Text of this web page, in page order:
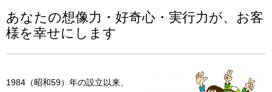
あなたの想像力・好奇心・実行力が、お客
様を幸せにします
1984（昭和59）年の設立以来、